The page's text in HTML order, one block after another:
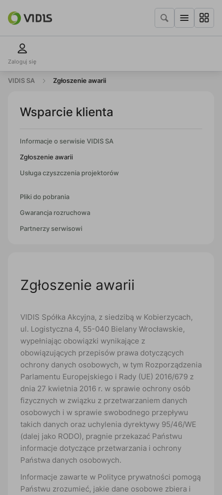
Zaloguj się
VIDIS SA Zgłoszenie awarii
Wsparcie klienta
Informacje o serwisie VIDIS SA
Zgłoszenie awarii
Usługa czyszczenia projektorów
Pliki do pobrania
Gwarancja rozruchowa
Partnerzy serwisowi
Zgłoszenie awarii
VIDIS Spółka Akcyjna, z siedzibą w Kobierzycach,
ul. Logistyczna 4, 55-040 Bielany Wrocławskie,
wypełniając obowiązki wynikające z
obowiązujących przepisów prawa dotyczących
ochrony danych osobowych, w tym Rozporządzenia
Parlamentu Europejskiego i Rady (UE) 2016/679 z
dnia 27 kwietnia 2016 r. w sprawie ochrony osób
fizycznych w związku z przetwarzaniem danych
osobowych i w sprawie swobodnego przepływu
takich danych oraz uchylenia dyrektywy 95/46/WE
(dalej jako RODO), pragnie przekazać Państwu
informacje dotyczące przetwarzania i ochrony
Państwa danych osobowych.
Informacje zawarte w Polityce prywatności pomogą
Państwu zrozumieć, jakie dane osobowe zbiera i